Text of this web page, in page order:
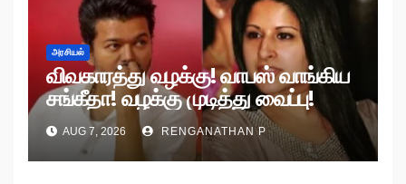
அரசியல்
விவகாரத்து வழக்கு! வாபஸ் வாங்கிய
சங்கீதா! வழக்கு முடித்து வைப்பு!
AUG 7, 2026 RENGANATHAN P